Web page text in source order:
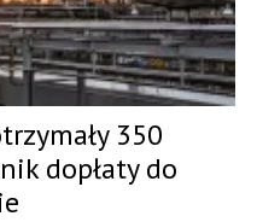
350
dopłaty do